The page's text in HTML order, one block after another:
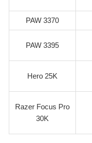
PAW 3370
PAW 3395
Hero 25K
Razer Focus Pro
30K